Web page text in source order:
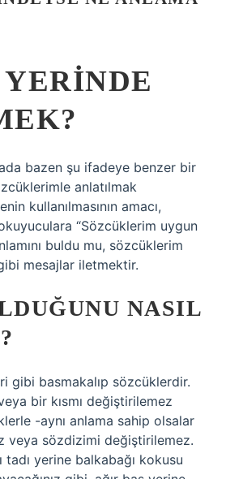
bazen şu ifadeye benzer bir
anlatılmak
kullanılmasının amacı,
“Sözcüklerim uygun
buldu mu, sözcüklerim
mesajlar iletmektir.
NASIL
gibi basmakalıp sözcüklerdir.
bir kısmı değiştirilemez
-aynı anlama sahip olsalar
veya sözdizimi değiştirilemez.
tadı yerine balkabağı kokusu